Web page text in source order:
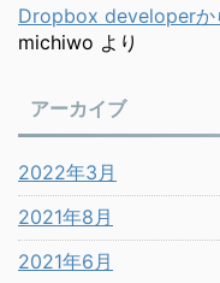
Dropbox developerか
michiwo より
アーカイブ
2022年3月
2021年8月
2021年6月